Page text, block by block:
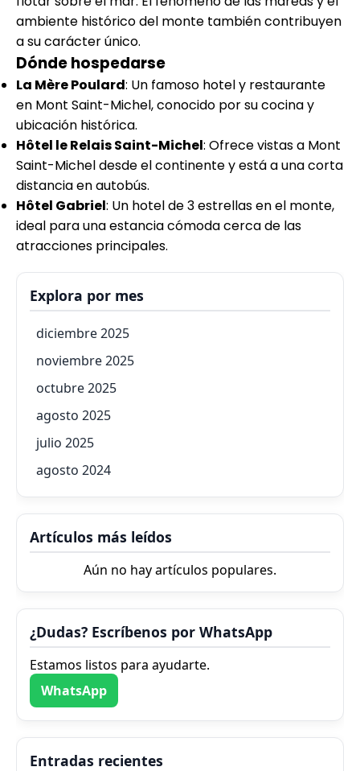
ambiente histórico del monte también contribuyen
a su carácter único.
Dónde hospedarse
La Mère Poulard: Un famoso hotel y restaurante
en Mont Saint-Michel, conocido por su cocina y
ubicación histórica.
Hôtel le Relais Saint-Michel: Ofrece vistas a Mont
Saint-Michel desde el continente y está a una corta
distancia en autobús.
Hôtel Gabriel: Un hotel de 3 estrellas en el monte,
ideal para una estancia cómoda cerca de las
atracciones principales.
Explora por mes
diciembre 2025
noviembre 2025
octubre 2025
agosto 2025
julio 2025
agosto 2024
Artículos más leídos
Aún no hay artículos populares.
¿Dudas? Escríbenos por WhatsApp
Estamos listos para ayudarte.
WhatsApp
Entradas recientes